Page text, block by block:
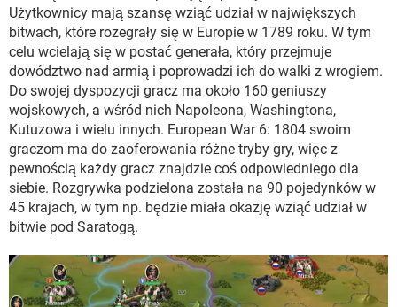
WINDOWS 10
Użytkownicy mają szansę wziąć udział w największych
bitwach, które rozegrały się w Europie w 1789 roku. W tym
celu wcielają się w postać generała, który przejmuje
dowództwo nad armią i poprowadzi ich do walki z wrogiem.
Do swojej dyspozycji gracz ma około 160 geniuszy
wojskowych, a wśród nich Napoleona, Washingtona,
Kutuzowa i wielu innych. European War 6: 1804 swoim
graczom ma do zaoferowania różne tryby gry, więc z
pewnością każdy gracz znajdzie coś odpowiedniego dla
siebie. Rozgrywka podzielona została na 90 pojedynków w
45 krajach, w tym np. będzie miała okazję wziąć udział w
bitwie pod Saratogą.